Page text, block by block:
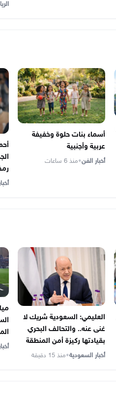
أسماء بنات حلوة وخفيفة
عربية وأجنبية
أخبار الفن•منذ 6 ساعات
العليمي: السعودية شريك لا
غنى عنه.. والتحالف البحري
بقيادتها ركيزة أمن المنطقة
أخبار السعودية•منذ 15 دقيقة